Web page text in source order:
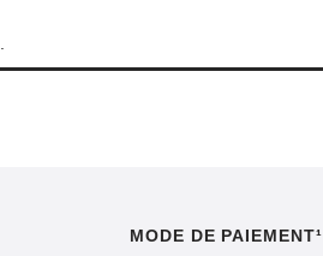
MODE DE PAIEMENT¹